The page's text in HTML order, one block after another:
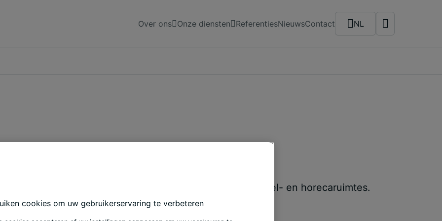
Over ons Onze diensten ReferentiesNieuwsContact NL
beter te werken en beter te leven.
van over de hele wereld. Van unieke kantoren, tot winkel- en horecaruimtes.
cookies om uw gebruikerservaring te verbeteren